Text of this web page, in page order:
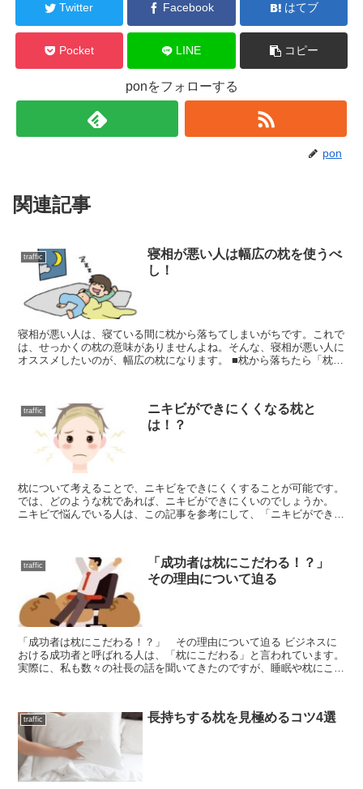
Twitter Facebook はてブ
Pocket LINE コピー
ponをフォローする
pon
関連記事
traffic
寝相が悪い人は幅広の枕を使うべ
し！
寝相が悪い人は、寝ている間に枕から落ちてしまいがちです。これで
は、せっかくの枕の意味がありませんよね。そんな、寝相が悪い人に
オススメしたいのが、幅広の枕になります。 ■枕から落ちたら「枕の
traffic
ニキビができにくくなる枕と
は！？
枕について考えることで、ニキビをできにくくすることが可能です。
では、どのような枕であれば、ニキビができにくいのでしょうか。
ニキビで悩んでいる人は、この記事を参考にして、「ニキビができに
traffic
「成功者は枕にこだわる！？」
その理由について迫る
「成功者は枕にこだわる！？」 その理由について迫る ビジネスに
おける成功者と呼ばれる人は、「枕にこだわる」と言われています。
実際に、私も数々の社長の話を聞いてきたのですが、睡眠や枕にこだ
traffic 長持ちする枕を見極めるコツ4選